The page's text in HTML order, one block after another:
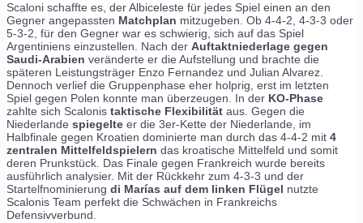
Scaloni schaffte es, der Albiceleste für jedes Spiel einen an den
Gegner angepassten Matchplan mitzugeben. Ob 4-4-2, 4-3-3 oder
5-3-2, für den Gegner war es schwierig, sich auf das Spiel
Argentiniens einzustellen. Nach der Auftaktniederlage gegen
Saudi-Arabien veränderte er die Aufstellung und brachte die
späteren Leistungsträger Enzo Fernandez und Julian Alvarez.
Dennoch verlief die Gruppenphase eher holprig, erst im letzten
Spiel gegen Polen konnte man überzeugen. In der KO-Phase
zahlte sich Scalonis taktische Flexibilität aus. Gegen die
Niederlande spiegelte er die 3er-Kette der Niederlande, im
Halbfinale gegen Kroatien dominierte man durch das 4-4-2 mit 4
zentralen Mittelfeldspielern das kroatische Mittelfeld und somit
deren Prunkstück. Das Finale gegen Frankreich wurde bereits
ausführlich analysier. Mit der Rückkehr zum 4-3-3 und der
Startelfnominierung di Marías auf dem linken Flügel nutzte
Scalonis Team perfekt die Schwächen in Frankreichs
Defensivverbund.